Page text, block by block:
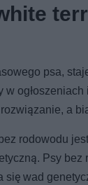
psa,
w
a
rodowodu
Psy
wad